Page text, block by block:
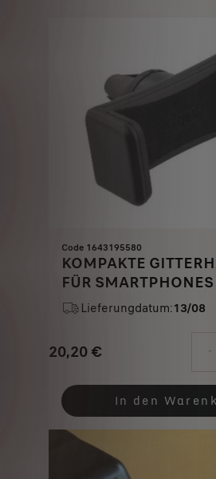
Code 1643195580
KOMPAKTE
FÜR SMARTPHONES
BELÜFTUNGSDÜSE
Lieferungdatum:13/08
20,20 €
Price
20,20
-
Quantity
updated
In den